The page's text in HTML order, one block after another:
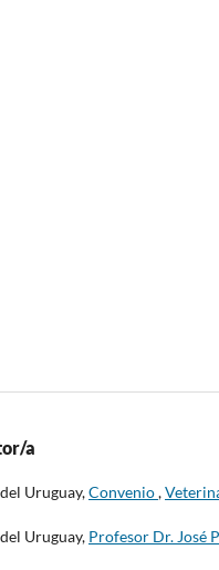
a
Uruguay,Convenio,
Uruguay, Profesor Dr. José